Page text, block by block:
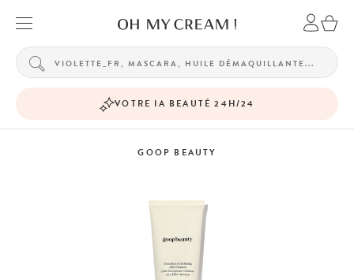
VOTRE IA BEAUTÉ 24H/24
GOOP BEAUTY